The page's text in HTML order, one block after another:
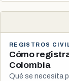
REGISTROS
Cómo
Colombia
Qué se necesita